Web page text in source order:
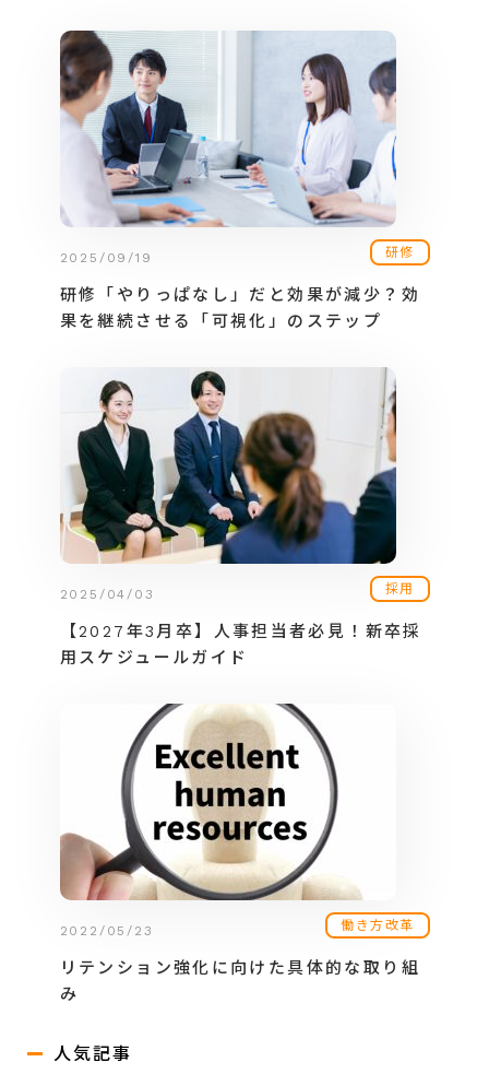
2025/09/19 研修
研修「やりっぱなし」だと効果が減少？効
果を継続させる「可視化」のステップ
2025/04/03 採用
【2027年3月卒】人事担当者必見！新卒採
用スケジュールガイド
2022/05/23 働き方改革
リテンション強化に向けた具体的な取り組
み
人気記事